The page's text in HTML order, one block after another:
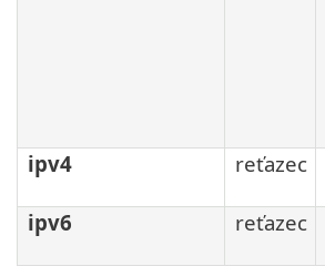
ipv4
reťazec
ipv6
reťazec